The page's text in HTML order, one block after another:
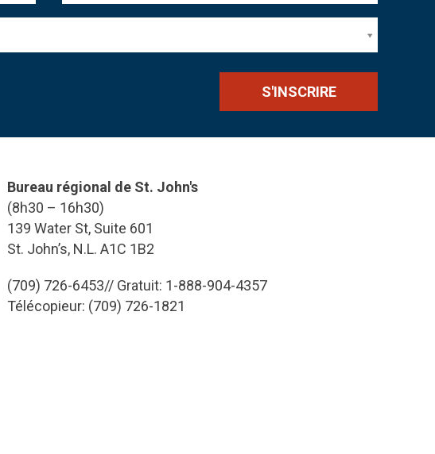
Bureau régional de St. John's
(8h30 – 16h30)
139 Water St, Suite 601
St. John’s, N.L. A1C 1B2
(709) 726-6453// Gratuit: 1-888-904-4357
Télécopieur: (709) 726-1821